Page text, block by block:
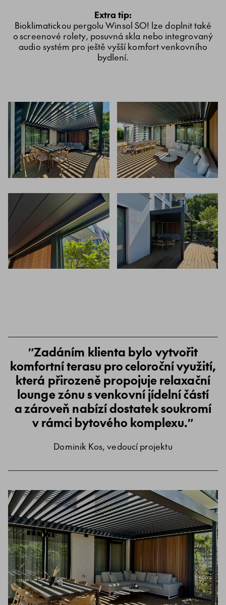
Extra tip:
Bioklimatickou pergolu Winsol SO! lze doplnit také
o screenové rolety, posuvná skla nebo integrovaný
audio systém pro ještě vyšší komfort venkovního
bydlení.
Zadáním klienta bylo vytvořit
komfortní terasu pro celoroční využití,
která přirozeně propojuje relaxační
lounge zónu s venkovní jídelní částí
a zároveň nabízí dostatek soukromí
v rámci bytového komplexu.
Dominik Kos, vedoucí projektu